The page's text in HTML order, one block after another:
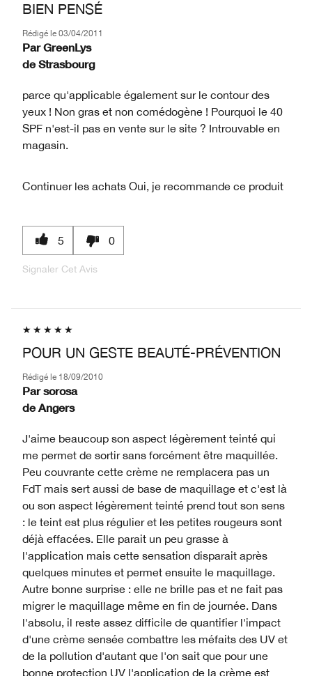
BIEN PENSÉ
Rédigé le 03/04/2011
Par GreenLys
de Strasbourg
parce qu'applicable également sur le contour des
yeux ! Non gras et non comédogène ! Pourquoi le 40
SPF n'est-il pas en vente sur le site ? Introuvable en
magasin.
Continuer les achats Oui, je recommande ce produit
5 0
Signaler Cet Avis
POUR UN GESTE BEAUTÉ-PRÉVENTION
Rédigé le 18/09/2010
Par sorosa
de Angers
J'aime beaucoup son aspect légèrement teinté qui
me permet de sortir sans forcément être maquillée.
Peu couvrante cette crème ne remplacera pas un
FdT mais sert aussi de base de maquillage et c'est là
ou son aspect légèrement teinté prend tout son sens
: le teint est plus régulier et les petites rougeurs sont
déjà effacées. Elle parait un peu grasse à
l'application mais cette sensation disparait après
quelques minutes et permet ensuite le maquillage.
Autre bonne surprise : elle ne brille pas et ne fait pas
migrer le maquillage même en fin de journée. Dans
l'absolu, il reste assez difficile de quantifier l'impact
d'une crème sensée combattre les méfaits des UV et
de la pollution d'autant que l'on sait que pour une
bonne protection UV l'application de la crème est